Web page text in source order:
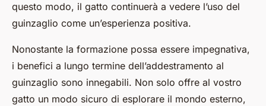
questo modo, il gatto continuerà a vedere l’uso del
guinzaglio come un’esperienza positiva.
Nonostante la formazione possa essere impegnativa,
i benefici a lungo termine dell’addestramento al
guinzaglio sono innegabili. Non solo offre al vostro
gatto un modo sicuro di esplorare il mondo esterno,